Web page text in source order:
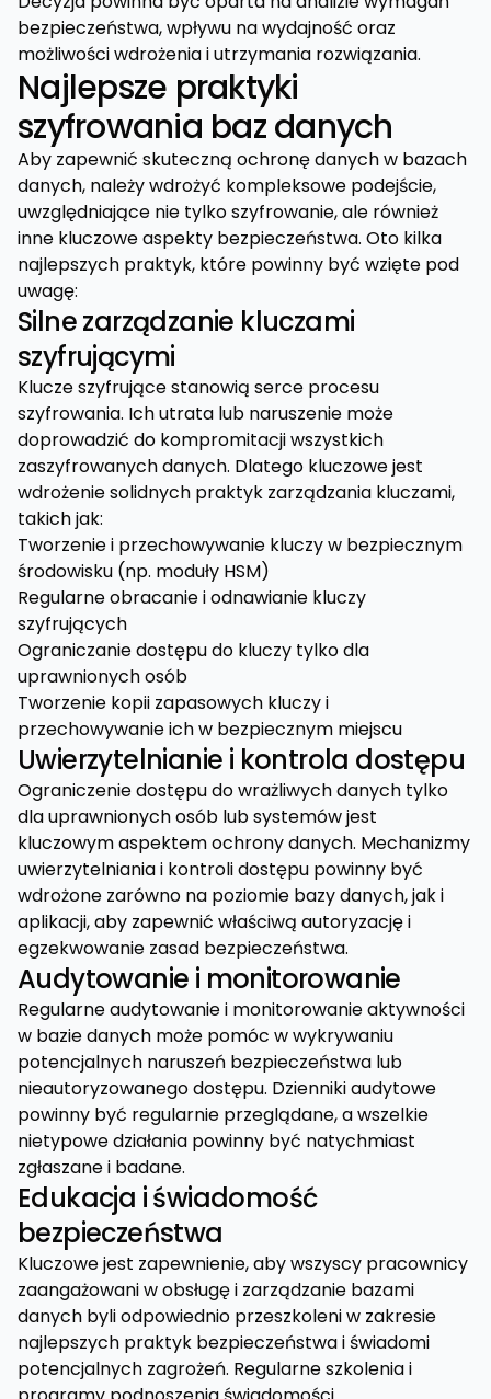
bezpieczeństwa, wpływu na wydajność oraz
możliwości wdrożenia i utrzymania rozwiązania.
Najlepsze praktyki
szyfrowania baz danych
Aby zapewnić skuteczną ochronę danych w bazach
danych, należy wdrożyć kompleksowe podejście,
uwzględniające nie tylko szyfrowanie, ale również
inne kluczowe aspekty bezpieczeństwa. Oto kilka
najlepszych praktyk, które powinny być wzięte pod
uwagę:
Silne zarządzanie kluczami
szyfrującymi
Klucze szyfrujące stanowią serce procesu
szyfrowania. Ich utrata lub naruszenie może
doprowadzić do kompromitacji wszystkich
zaszyfrowanych danych. Dlatego kluczowe jest
wdrożenie solidnych praktyk zarządzania kluczami,
takich jak:
Tworzenie i przechowywanie kluczy w bezpiecznym
środowisku (np. moduły HSM)
Regularne obracanie i odnawianie kluczy
szyfrujących
Ograniczanie dostępu do kluczy tylko dla
uprawnionych osób
Tworzenie kopii zapasowych kluczy i
przechowywanie ich w bezpiecznym miejscu
Uwierzytelnianie i kontrola dostępu
Ograniczenie dostępu do wrażliwych danych tylko
dla uprawnionych osób lub systemów jest
kluczowym aspektem ochrony danych. Mechanizmy
uwierzytelniania i kontroli dostępu powinny być
wdrożone zarówno na poziomie bazy danych, jak i
aplikacji, aby zapewnić właściwą autoryzację i
egzekwowanie zasad bezpieczeństwa.
Audytowanie i monitorowanie
Regularne audytowanie i monitorowanie aktywności
w bazie danych może pomóc w wykrywaniu
potencjalnych naruszeń bezpieczeństwa lub
nieautoryzowanego dostępu. Dzienniki audytowe
powinny być regularnie przeglądane, a wszelkie
nietypowe działania powinny być natychmiast
zgłaszane i badane.
Edukacja i świadomość
bezpieczeństwa
Kluczowe jest zapewnienie, aby wszyscy pracownicy
zaangażowani w obsługę i zarządzanie bazami
danych byli odpowiednio przeszkoleni w zakresie
najlepszych praktyk bezpieczeństwa i świadomi
potencjalnych zagrożeń. Regularne szkolenia i